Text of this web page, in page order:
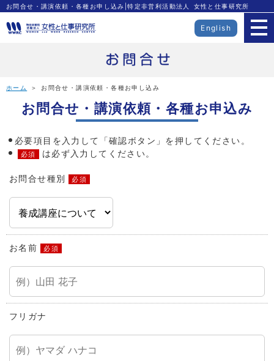
お問合せ・講演依頼・各種お申し込み|特定非営利活動法人 女性と仕事研究所
English
ホーム ＞ お問合せ・講演依頼・各種お申し込み
お問合せ・講演依頼・各種お申込み
必要項目を入力して「確認ボタン」を押してください。
必須 は必ず入力してください。
お問合せ種別 必須
お名前 必須
フリガナ